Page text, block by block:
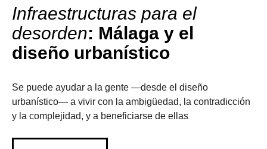
Infraestructuras para el
desorden: Málaga y el
diseño urbanístico
Se puede ayudar a la gente ―desde el diseño
urbanístico― a vivir con la ambigüedad, la contradicción
y la complejidad, y a beneficiarse de ellas